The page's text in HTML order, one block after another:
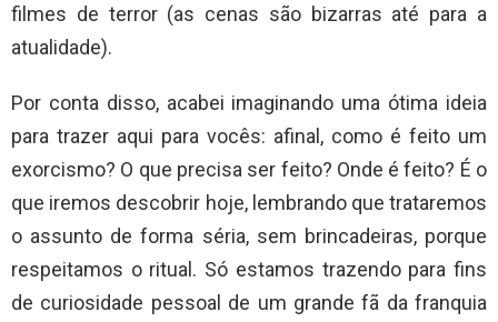
filmes de terror (as cenas são bizarras até para a
atualidade).
Por conta disso, acabei imaginando uma ótima ideia
para trazer aqui para vocês: afinal, como é feito um
exorcismo? O que precisa ser feito? Onde é feito? É o
que iremos descobrir hoje, lembrando que trataremos
o assunto de forma séria, sem brincadeiras, porque
respeitamos o ritual. Só estamos trazendo para fins
de curiosidade pessoal de um grande fã da franquia